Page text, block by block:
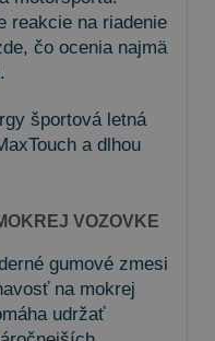
reakcie na riadenie
čo ocenia najmä
VOZOVKE
gumové zmesi
na mokrej
udržať